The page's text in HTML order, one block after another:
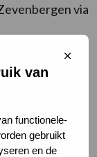
van
functionele-
gebruikt
en de
Sluit
via
kan via